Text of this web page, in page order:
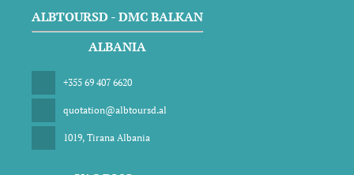
ALBTOURSD - DMC BALKAN
ALBANIA
+355 69 407 6620
quotation@albtoursd.al
1019, Tirana Albania